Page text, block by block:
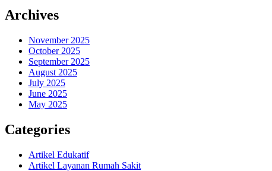
Archives
November 2025
October 2025
September 2025
August 2025
July 2025
June 2025
May 2025
Categories
Artikel Edukatif
Artikel Layanan Rumah Sakit